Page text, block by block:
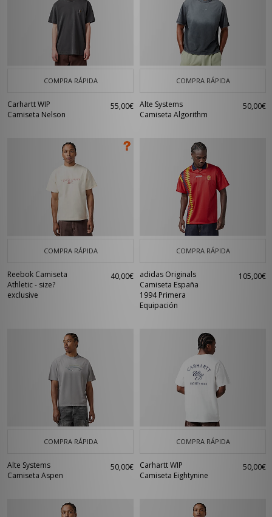
COMPRA RÁPIDA
Carhartt WIP
Camiseta Nelson
55,00€
COMPRA RÁPIDA
Alte Systems
Camiseta Algorithm
50,00€
COMPRA RÁPIDA
Reebok Camiseta
Athletic - size?
exclusive
40,00€
COMPRA RÁPIDA
adidas Originals
Camiseta España
1994 Primera
Equipación
105,00€
COMPRA RÁPIDA
Alte Systems
Camiseta Aspen
50,00€
COMPRA RÁPIDA
Carhartt WIP
Camiseta Eightynine
50,00€